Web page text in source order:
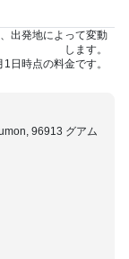
出発地によって変動
します。
日時点の料金です。
96913 グアム